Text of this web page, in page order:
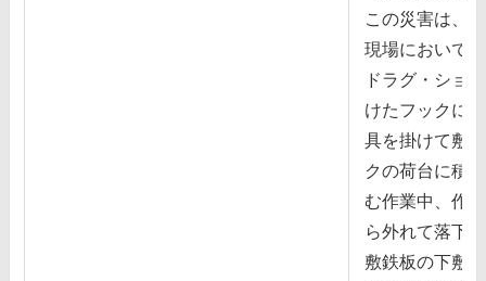
この災害は、
現場において、
ドラグ・ショ
けたフックに
具を掛けて敷
クの荷台に積
む作業中、作
ら外れて落下
敷鉄板の下敷